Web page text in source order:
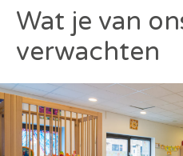
Wat je van
verwachten